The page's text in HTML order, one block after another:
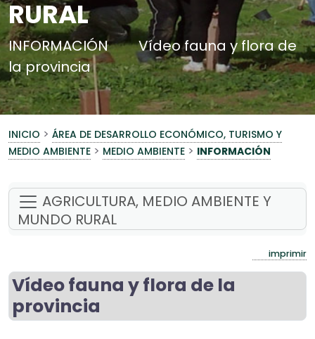
RURAL
INFORMACIÓN
Vídeo fauna y flora de
la provincia
INICIO > ÁREA DE DESARROLLO ECONÓMICO, TURISMO Y
MEDIO AMBIENTE > MEDIO AMBIENTE > INFORMACIÓN
AGRICULTURA, MEDIO AMBIENTE Y
MUNDO RURAL
imprimir
Vídeo fauna y flora de la
provincia